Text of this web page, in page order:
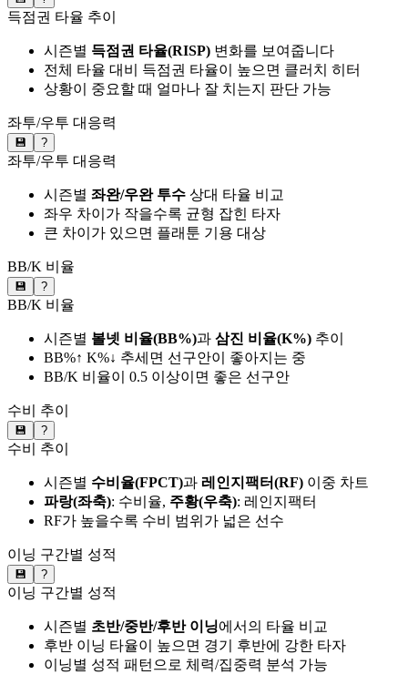
득점권 타율 추이
시즌별 득점권 타율(RISP) 변화를 보여줍니다
전체 타율 대비 득점권 타율이 높으면 클러치 히터
상황이 중요할 때 얼마나 잘 치는지 판단 가능
좌투/우투 대응력
💾 ?
좌투/우투 대응력
시즌별 좌완/우완 투수 상대 타율 비교
좌우 차이가 작을수록 균형 잡힌 타자
큰 차이가 있으면 플래툰 기용 대상
BB/K 비율
💾 ?
BB/K 비율
시즌별 볼넷 비율(BB%)과 삼진 비율(K%) 추이
BB%↑ K%↓ 추세면 선구안이 좋아지는 중
BB/K 비율이 0.5 이상이면 좋은 선구안
수비 추이
💾 ?
수비 추이
시즌별 수비율(FPCT)과 레인지팩터(RF) 이중 차트
파랑(좌축): 수비율, 주황(우축): 레인지팩터
RF가 높을수록 수비 범위가 넓은 선수
이닝 구간별 성적
💾 ?
이닝 구간별 성적
시즌별 초반/중반/후반 이닝에서의 타율 비교
후반 이닝 타율이 높으면 경기 후반에 강한 타자
이닝별 성적 패턴으로 체력/집중력 분석 가능